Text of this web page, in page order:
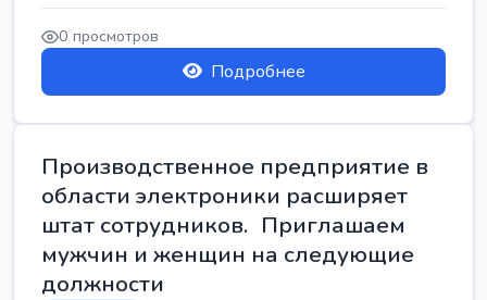
0 просмотров
Подробнее
Производственное предприятие в
области электроники расширяет
штат сотрудников. Приглашаем
мужчин и женщин на следующие
должности